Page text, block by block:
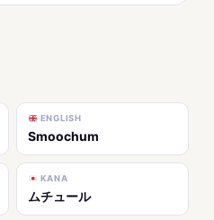
ENGLISH
Smoochum
KANA
ムチュール